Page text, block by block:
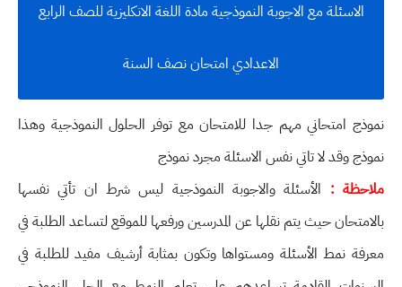
الاسئلة مع الاجوبة النموذجية مادة اللغة الانكليزية للصف الرابع
الاعدادي امتحان نصف السنة
نموذج امتحاني مهم جدا للامتحان مع توفر الحلول النموذجية وهذا
نموذج وقد لا تاتي نفس الاسئلة مجرد نموذج
ملاحظة : الأسئلة والاجوبة النموذجية ليس شرط ان تأتي نفسها
بالامتحان حيث يتم نقلها عن المدرسين ورفعها للموقع لتساعد الطلبة في
معرفة نمط الأسئلة ومستواها وتكون بمثابة أرشيف مفيد للطلبة في